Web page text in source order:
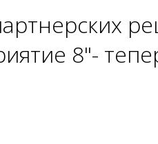
8"-